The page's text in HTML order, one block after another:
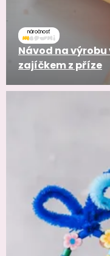
náročnosť
Návod na
zajíčkem z příze